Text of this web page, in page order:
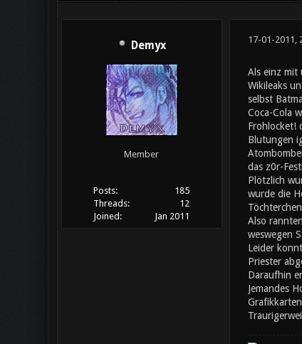
Demyx
Member
Posts:
185
Threads:
12
Joined:
Jan 2011
17-01-2011,
Als einz mit
Wikileaks
selbst
Coca-Cola
Frohlocket!
Blutungen
das z0r-
Plötzlich
wurde die
Also
weswegen
Leider
Priester
Daraufhin
Jemandes